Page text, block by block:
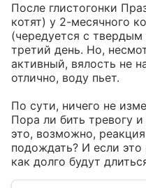
После глистогонки
котят) у 2-месячного
(чередуется с
третий день. Но,
активный, вялость не
отлично, воду пьет.
По сути, ничего не
Пора ли бить тревогу
это, возможно,
подождать? И если это
как долго будут